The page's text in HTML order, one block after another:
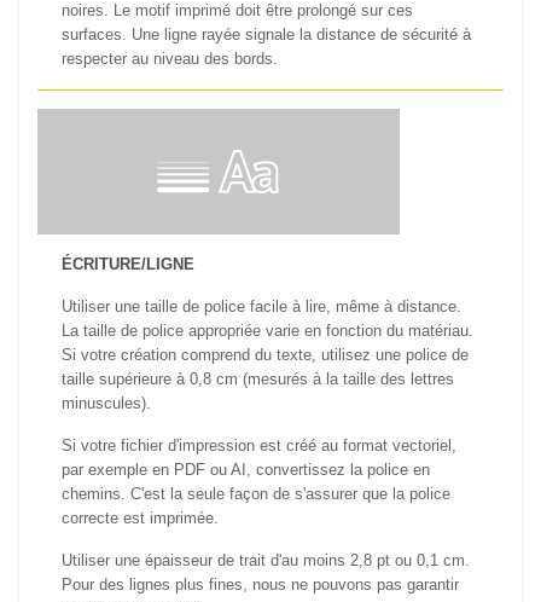
noires. Le motif imprimé doit être prolongé sur ces
surfaces. Une ligne rayée signale la distance de sécurité à
respecter au niveau des bords.
ÉCRITURE/LIGNE
Utiliser une taille de police facile à lire, même à distance.
La taille de police appropriée varie en fonction du matériau.
Si votre création comprend du texte, utilisez une police de
taille supérieure à 0,8 cm (mesurés à la taille des lettres
minuscules).
Si votre fichier d'impression est créé au format vectoriel,
par exemple en PDF ou AI, convertissez la police en
chemins. C'est la seule façon de s'assurer que la police
correcte est imprimée.
Utiliser une épaisseur de trait d'au moins 2,8 pt ou 0,1 cm.
Pour des lignes plus fines, nous ne pouvons pas garantir